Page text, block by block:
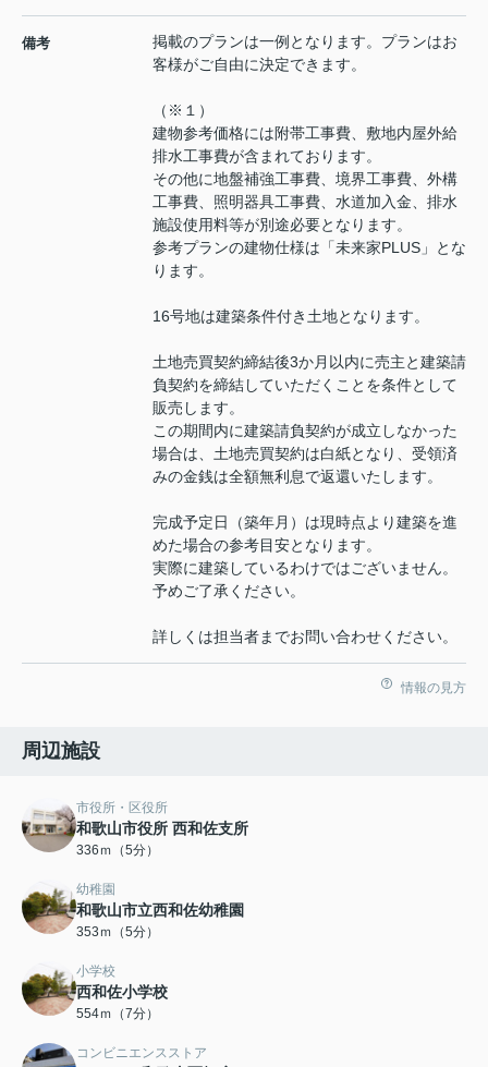
備考
掲載のプランは一例となります。プランはお
客様がご自由に決定できます。
（※１）
建物参考価格には附帯工事費、敷地内屋外給
排水工事費が含まれております。
その他に地盤補強工事費、境界工事費、外構
工事費、照明器具工事費、水道加入金、排水
施設使用料等が別途必要となります。
参考プランの建物仕様は「未来家PLUS」とな
ります。
16号地は建築条件付き土地となります。
土地売買契約締結後3か月以内に売主と建築請
負契約を締結していただくことを条件として
販売します。
この期間内に建築請負契約が成立しなかった
場合は、土地売買契約は白紙となり、受領済
みの金銭は全額無利息で返還いたします。
完成予定日（築年月）は現時点より建築を進
めた場合の参考目安となります。
実際に建築しているわけではございません。
予めご了承ください。
詳しくは担当者までお問い合わせください。
情報の見方
周辺施設
市役所・区役所
和歌山市役所 西和佐支所
336ｍ（5分）
幼稚園
和歌山市立西和佐幼稚園
353ｍ（5分）
小学校
西和佐小学校
554ｍ（7分）
コンビニエンスストア